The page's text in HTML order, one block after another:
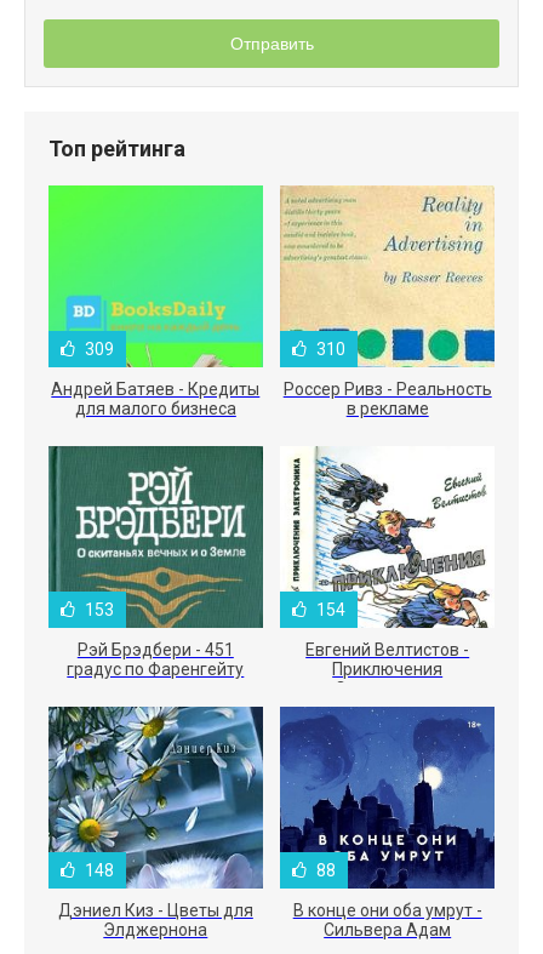
Отправить
Топ рейтинга
309
Андрей Батяев - Кредиты
для малого бизнеса
310
Россер Ривз - Реальность
в рекламе
153
Рэй Брэдбери - 451
градус по Фаренгейту
154
Евгений Велтистов -
Приключения
Электроника
148
Дэниел Киз - Цветы для
Элджернона
88
В конце они оба умрут -
Сильвера Адам